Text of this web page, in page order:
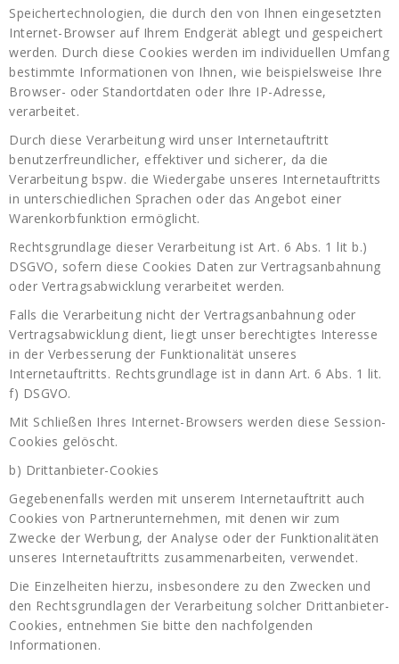
Speichertechnologien, die durch den von Ihnen eingesetzten
Internet-Browser auf Ihrem Endgerät ablegt und gespeichert
werden. Durch diese Cookies werden im individuellen Umfang
bestimmte Informationen von Ihnen, wie beispielsweise Ihre
Browser- oder Standortdaten oder Ihre IP-Adresse,
verarbeitet.
Durch diese Verarbeitung wird unser Internetauftritt
benutzerfreundlicher, effektiver und sicherer, da die
Verarbeitung bspw. die Wiedergabe unseres Internetauftritts
in unterschiedlichen Sprachen oder das Angebot einer
Warenkorbfunktion ermöglicht.
Rechtsgrundlage dieser Verarbeitung ist Art. 6 Abs. 1 lit b.)
DSGVO, sofern diese Cookies Daten zur Vertragsanbahnung
oder Vertragsabwicklung verarbeitet werden.
Falls die Verarbeitung nicht der Vertragsanbahnung oder
Vertragsabwicklung dient, liegt unser berechtigtes Interesse
in der Verbesserung der Funktionalität unseres
Internetauftritts. Rechtsgrundlage ist in dann Art. 6 Abs. 1 lit.
f) DSGVO.
Mit Schließen Ihres Internet-Browsers werden diese Session-
Cookies gelöscht.
b) Drittanbieter-Cookies
Gegebenenfalls werden mit unserem Internetauftritt auch
Cookies von Partnerunternehmen, mit denen wir zum
Zwecke der Werbung, der Analyse oder der Funktionalitäten
unseres Internetauftritts zusammenarbeiten, verwendet.
Die Einzelheiten hierzu, insbesondere zu den Zwecken und
den Rechtsgrundlagen der Verarbeitung solcher Drittanbieter-
Cookies, entnehmen Sie bitte den nachfolgenden
Informationen.